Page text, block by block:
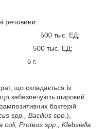
речовини:
сіль 500 тыс. ЕД;
500 тыс. ЕД;
5 г.
що складається із
що забезпечують широкий
бактерій
spp., Bacillus spp. ),
coli, Proteus spp., Klebsiella